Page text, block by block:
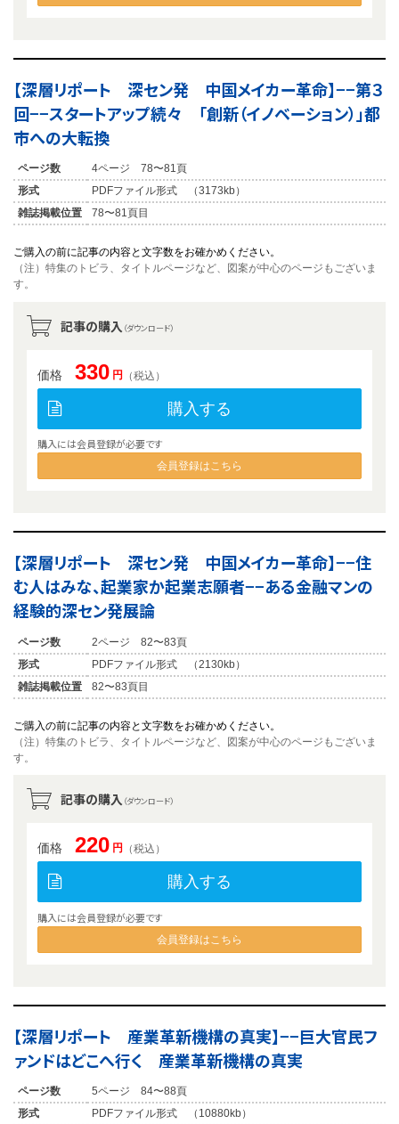
【深層リポート 深セン発 中国メイカー革命】−−第３
回−−スタートアップ続々 「創新（イノベーション）」都
市への大転換
ページ数
4ページ 78〜81頁
形式
PDFファイル形式 （3173kb）
雑誌掲載位置
78〜81頁目
ご購入の前に記事の内容と文字数をお確かめください。
（注）特集のトビラ、タイトルページなど、図案が中心のページもございま
す。
記事の購入 （ダウンロード）
価格 330 円 （税込）
購入する
購入には会員登録が必要です
会員登録はこちら
【深層リポート 深セン発 中国メイカー革命】−−住
む人はみな、起業家か起業志願者−−ある金融マンの
経験的深セン発展論
ページ数
2ページ 82〜83頁
形式
PDFファイル形式 （2130kb）
雑誌掲載位置
82〜83頁目
ご購入の前に記事の内容と文字数をお確かめください。
（注）特集のトビラ、タイトルページなど、図案が中心のページもございま
す。
記事の購入 （ダウンロード）
価格 220 円 （税込）
購入する
購入には会員登録が必要です
会員登録はこちら
【深層リポート 産業革新機構の真実】−−巨大官民フ
ァンドはどこへ行く 産業革新機構の真実
ページ数
5ページ 84〜88頁
形式
PDFファイル形式 （10880kb）